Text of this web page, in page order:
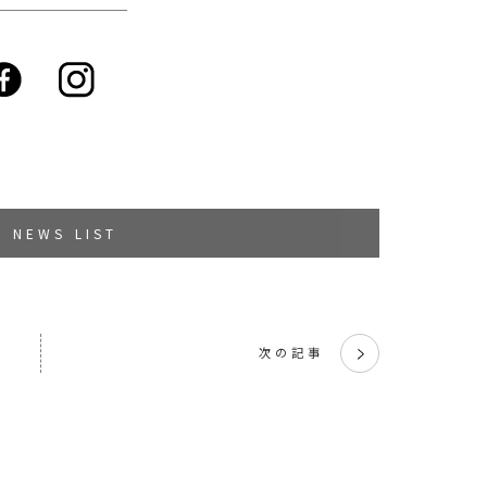
NEWS LIST
次の記事 く